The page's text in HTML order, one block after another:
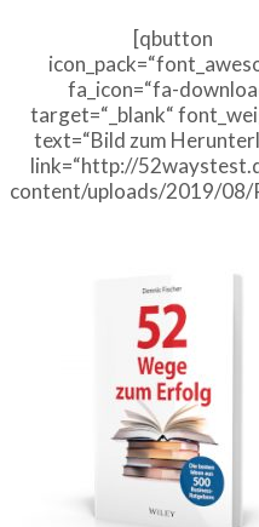
[qbutton
fa_icon=“fa-
target=“_blank“
text=“Bild zum
link=“http://
content/uploads/2019/08/